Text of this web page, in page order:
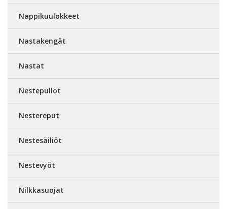
Nappikuulokkeet
Nastakengät
Nastat
Nestepullot
Nestereput
Nestesäiliöt
Nestevyöt
Nilkkasuojat